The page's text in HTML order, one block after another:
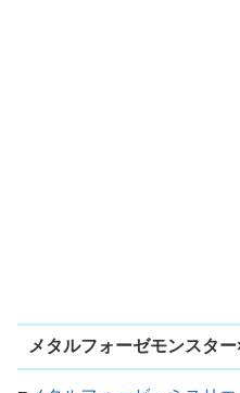
メタルフォーゼモンスター